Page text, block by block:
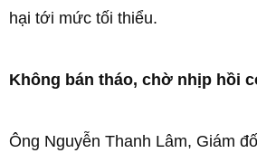
hại tới mức tối thiểu.
Không bán tháo, chờ nhịp hồi
Ông Nguyễn Thanh Lâm, Giám